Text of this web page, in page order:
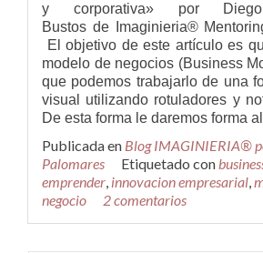
y corporativa» por Diego
Bustos de Imaginieria®
El objetivo de este artículo es
modelo de negocios (Business
que podemos trabajarlo de una
visual utilizando rotuladores y
De esta forma le daremos forma al
Publicada en Blog IMAGINIERIA®
Palomares
Etiquetado con
emprender, innovacion empresarial,
negocio
2 comentarios